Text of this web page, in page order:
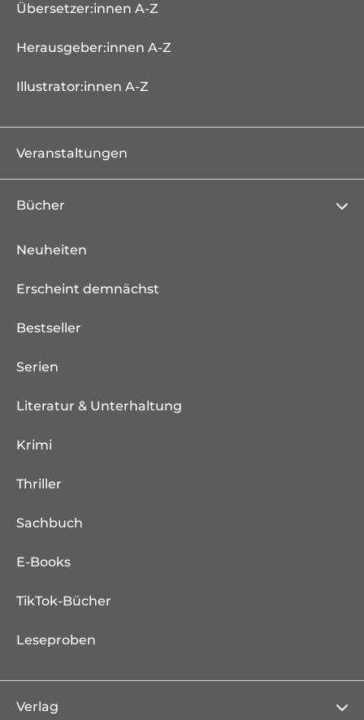
Übersetzer:innen A-Z
Herausgeber:innen A-Z
Illustrator:innen A-Z
Veranstaltungen
Bücher
Neuheiten
Erscheint demnächst
Bestseller
Serien
Literatur & Unterhaltung
Krimi
Thriller
Sachbuch
E-Books
TikTok-Bücher
Leseproben
Verlag